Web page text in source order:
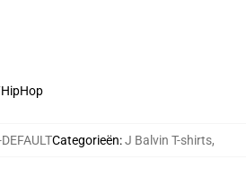
Categorieën:J Balvin T-shirts,